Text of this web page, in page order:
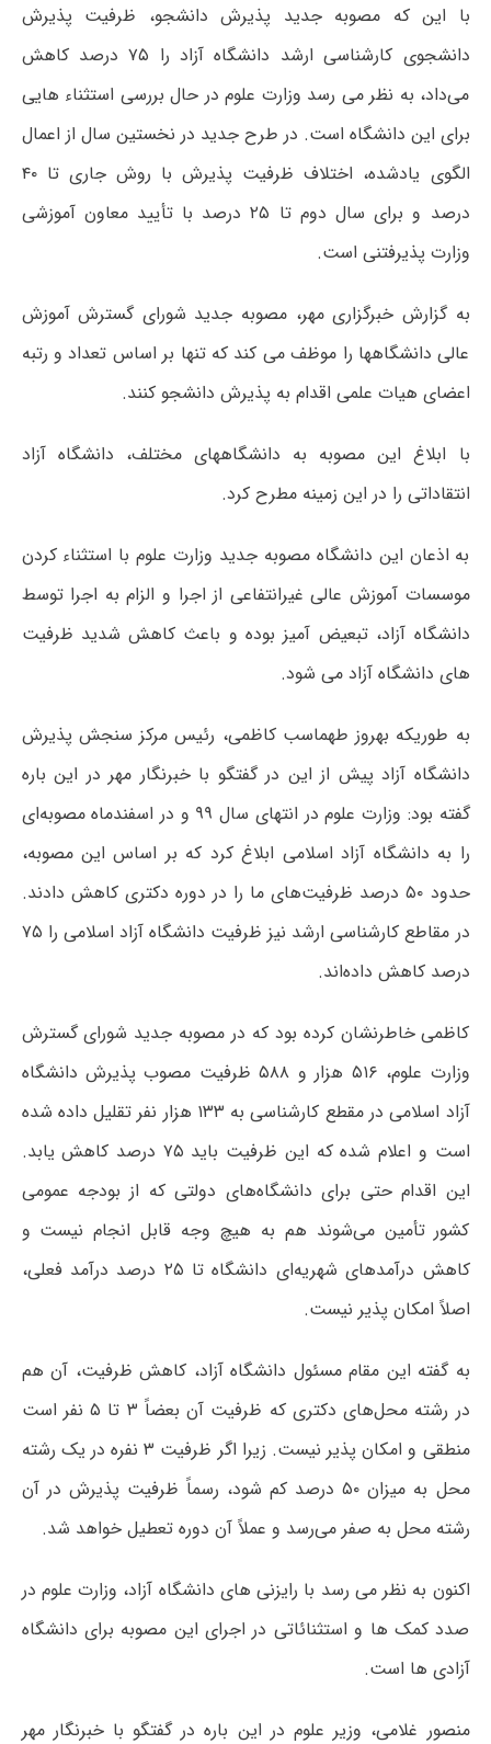
با این که مصوبه جدید پذیرش دانشجو، ظرفیت پذیرش
دانشجوی کارشناسی ارشد دانشگاه آزاد را ۷۵ درصد کاهش
می‌داد، به نظر می رسد وزارت علوم در حال بررسی استثناء هایی
برای این دانشگاه است. در طرح جدید در نخستین سال از اعمال
الگوی یادشده، اختلاف ظرفیت پذیرش با روش جاری تا ۴۰
درصد و برای سال دوم تا ۲۵ درصد با تأیید معاون آموزشی
وزارت پذیرفتنی است.
به گزارش خبرگزاری مهر، مصوبه جدید شورای گسترش آموزش
عالی دانشگاهها را موظف می کند که تنها بر اساس تعداد و رتبه
اعضای هیات علمی اقدام به پذیرش دانشجو کنند.
با ابلاغ این مصوبه به دانشگاههای مختلف، دانشگاه آزاد
انتقاداتی را در این زمینه مطرح کرد.
به اذعان این دانشگاه مصوبه جدید وزارت علوم با استثناء کردن
موسسات آموزش عالی غیرانتفاعی از اجرا و الزام به اجرا توسط
دانشگاه آزاد، تبعیض آمیز بوده و باعث کاهش شدید ظرفیت
های دانشگاه آزاد می شود.
به طوریکه بهروز طهماسب کاظمی، رئیس مرکز سنجش پذیرش
دانشگاه آزاد پیش از این در گفتگو با خبرنگار مهر در این باره
گفته بود: وزارت علوم در انتهای سال ۹۹ و در اسفندماه مصوبه‌ای
را به دانشگاه آزاد اسلامی ابلاغ کرد که بر اساس این مصوبه،
حدود ۵۰ درصد ظرفیت‌های ما را در دوره دکتری کاهش دادند.
در مقاطع کارشناسی ارشد نیز ظرفیت دانشگاه آزاد اسلامی را ۷۵
درصد کاهش داده‌اند.
کاظمی خاطرنشان کرده بود که در مصوبه جدید شورای گسترش
وزارت علوم، ۵۱۶ هزار و ۵۸۸ ظرفیت مصوب پذیرش دانشگاه
آزاد اسلامی در مقطع کارشناسی به ۱۳۳ هزار نفر تقلیل داده شده
است و اعلام شده که این ظرفیت باید ۷۵ درصد کاهش یابد.
این اقدام حتی برای دانشگاه‌های دولتی که از بودجه عمومی
کشور تأمین می‌شوند هم به هیچ وجه قابل انجام نیست و
کاهش درآمدهای شهریه‌ای دانشگاه تا ۲۵ درصد درآمد فعلی،
اصلاً امکان پذیر نیست.
به گفته این مقام مسئول دانشگاه آزاد، کاهش ظرفیت، آن هم
در رشته محل‌های دکتری که ظرفیت آن بعضاً ۳ تا ۵ نفر است
منطقی و امکان پذیر نیست. زیرا اگر ظرفیت ۳ نفره در یک رشته
محل به میزان ۵۰ درصد کم شود، رسماً ظرفیت پذیرش در آن
رشته محل به صفر می‌رسد و عملاً آن دوره تعطیل خواهد شد.
اکنون به نظر می رسد با رایزنی های دانشگاه آزاد، وزارت علوم در
صدد کمک ها و استثنائاتی در اجرای این مصوبه برای دانشگاه
آزادی ها است.
منصور غلامی، وزیر علوم در این باره در گفتگو با خبرنگار مهر